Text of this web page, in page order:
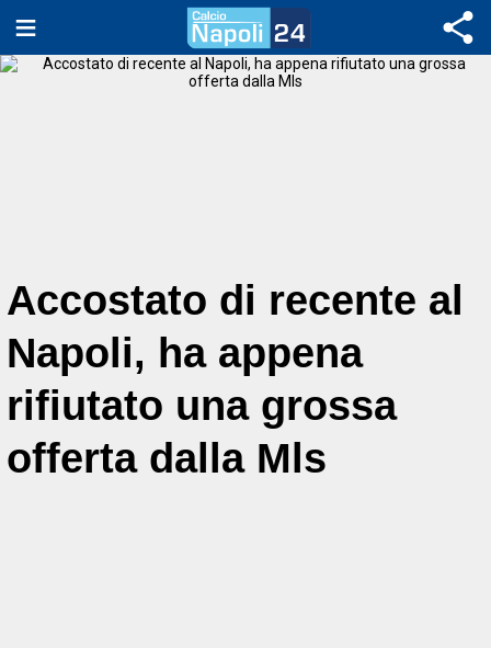
Accostato di recente al
Napoli, ha appena
rifiutato una grossa
offerta dalla Mls